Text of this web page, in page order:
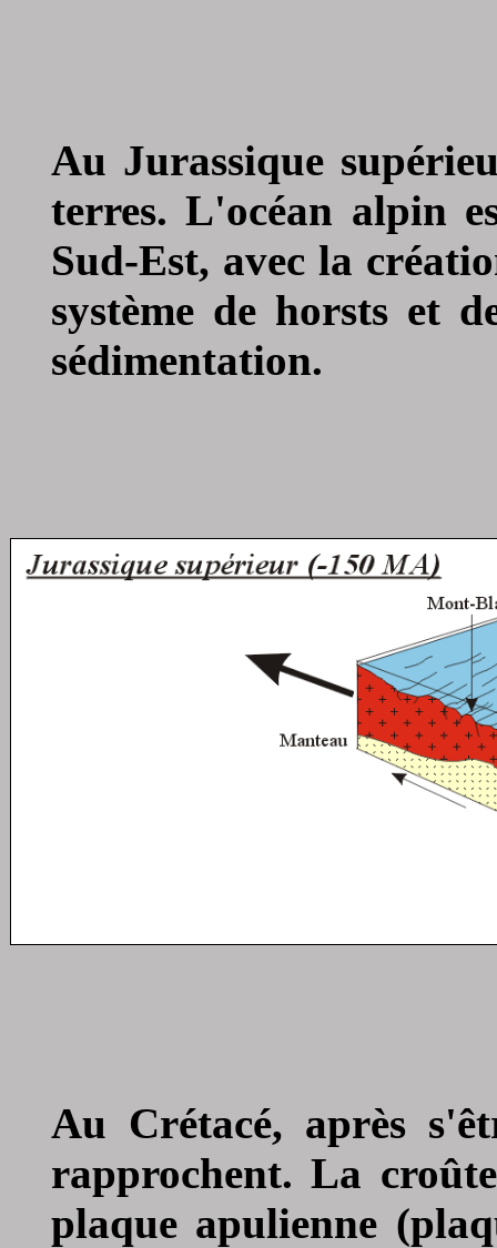
Au Jurassique
terres. L'océan alpin
Sud-Est, avec la
système de horsts et
sédimentation.
Au Crétacé, après
rapprochent. La
plaque apulienne